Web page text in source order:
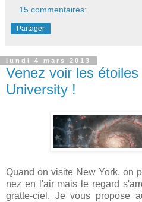
15 commentaires:
Partager
lundi 4 mars 2013
Venez voir les
University !
Quand on visite New York, on
nez en l'air mais le regard
gratte-ciel. Je vous propose